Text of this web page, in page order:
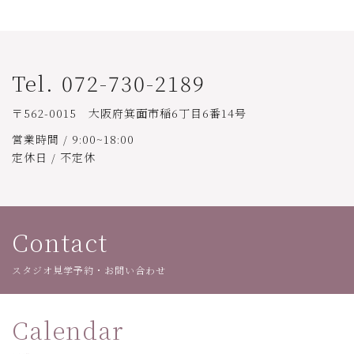
Tel. 072-730-2189
〒562-0015 大阪府箕面市稲6丁目6番14号
営業時間 / 9:00~18:00
定休日 / 不定休
Contact
スタジオ見学予約・お問い合わせ
Calendar